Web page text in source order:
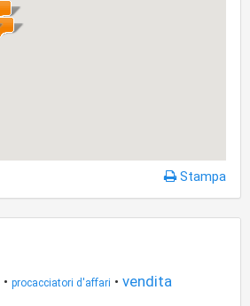
Stampa
• procacciatori d'affari • vendita